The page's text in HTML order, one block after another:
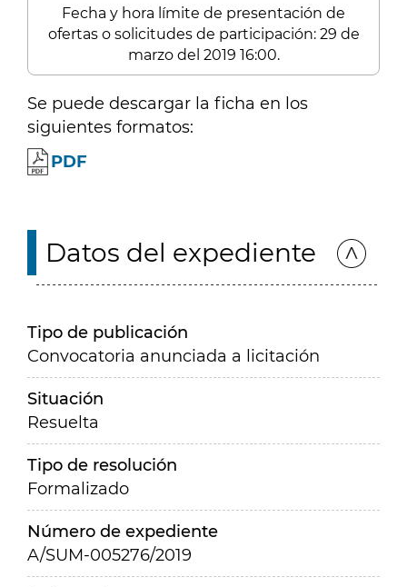
Fecha y hora límite de presentación de
ofertas o solicitudes de participación: 29 de
marzo del 2019 16:00.
Se puede descargar la ficha en los
siguientes formatos:
PDF
Datos del expediente
Tipo de publicación
Convocatoria anunciada a licitación
Situación
Resuelta
Tipo de resolución
Formalizado
Número de expediente
A/SUM-005276/2019